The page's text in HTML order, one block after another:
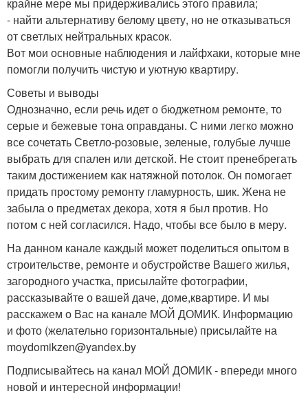
- найти альтернативу белому цвету, но не отказываться
от светлых нейтральных красок.
Вот мои основные наблюдения и лайфхаки, которые мне
помогли получить чистую и уютную квартиру.
Советы и выводы
Однозначно, если речь идет о бюджетном ремонте, то
серые и бежевые тона оправданы. С ними легко можно
все сочетать Светло-розовые, зеленые, голубые лучше
выбрать для спален или детской. Не стоит пренебрегать
таким достижением как натяжной потолок. Он помогает
придать простому ремонту гламурность, шик. Жена не
забыла о предметах декора, хотя я был против. Но
потом с ней согласился. Надо, чтобы все было в меру.
На данном канале каждый может поделиться опытом в
строительстве, ремонте и обустройстве Вашего жилья,
загородного участка, присылайте фотографии,
рассказывайте о вашей даче, доме,квартире. И мы
расскажем о Вас на канале МОЙ ДОМИК. Информацию
и фото (желательно горизонтальные) присылайте на
moydomikzen@yandex.by
Подписывайтесь на канал МОЙ ДОМИК - впереди много
новой и интересной информации!